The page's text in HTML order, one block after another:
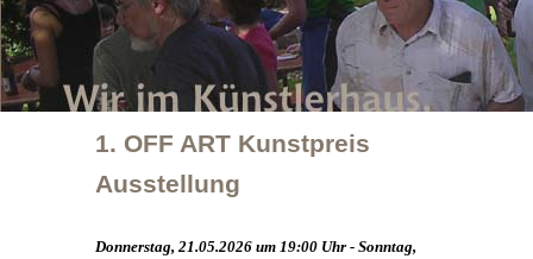
1. OFF ART Kunstpreis
Ausstellung
Donnerstag, 21.05.2026 um 19:00 Uhr - Sonntag,